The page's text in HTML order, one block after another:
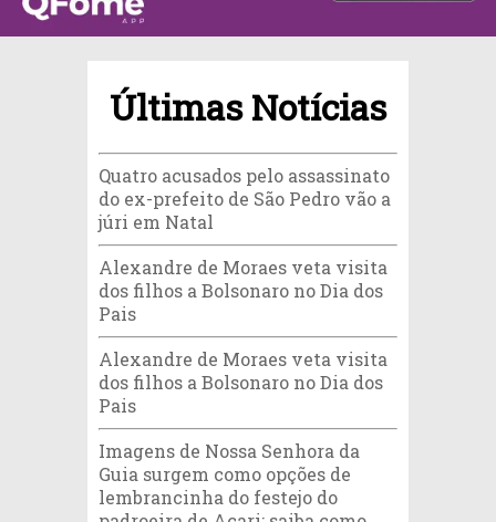
Últimas Notícias
Quatro acusados pelo assassinato
do ex-prefeito de São Pedro vão a
júri em Natal
Alexandre de Moraes veta visita
dos filhos a Bolsonaro no Dia dos
Pais
Alexandre de Moraes veta visita
dos filhos a Bolsonaro no Dia dos
Pais
Imagens de Nossa Senhora da
Guia surgem como opções de
lembrancinha do festejo do